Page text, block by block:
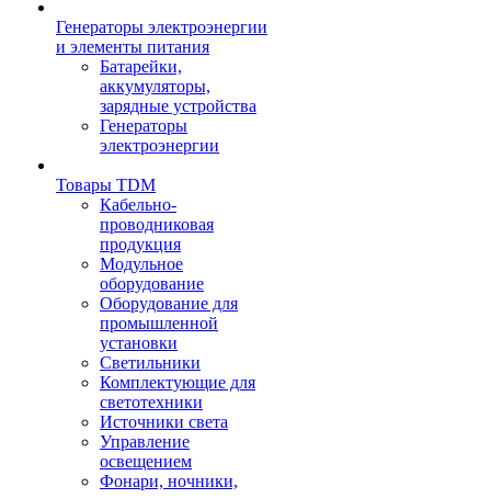
Генераторы электроэнергии
и элементы питания
Батарейки,
аккумуляторы,
зарядные устройства
Генераторы
электроэнергии
Товары TDM
Кабельно-
проводниковая
продукция
Модульное
оборудование
Оборудование для
промышленной
установки
Светильники
Комплектующие для
светотехники
Источники света
Управление
освещением
Фонари, ночники,